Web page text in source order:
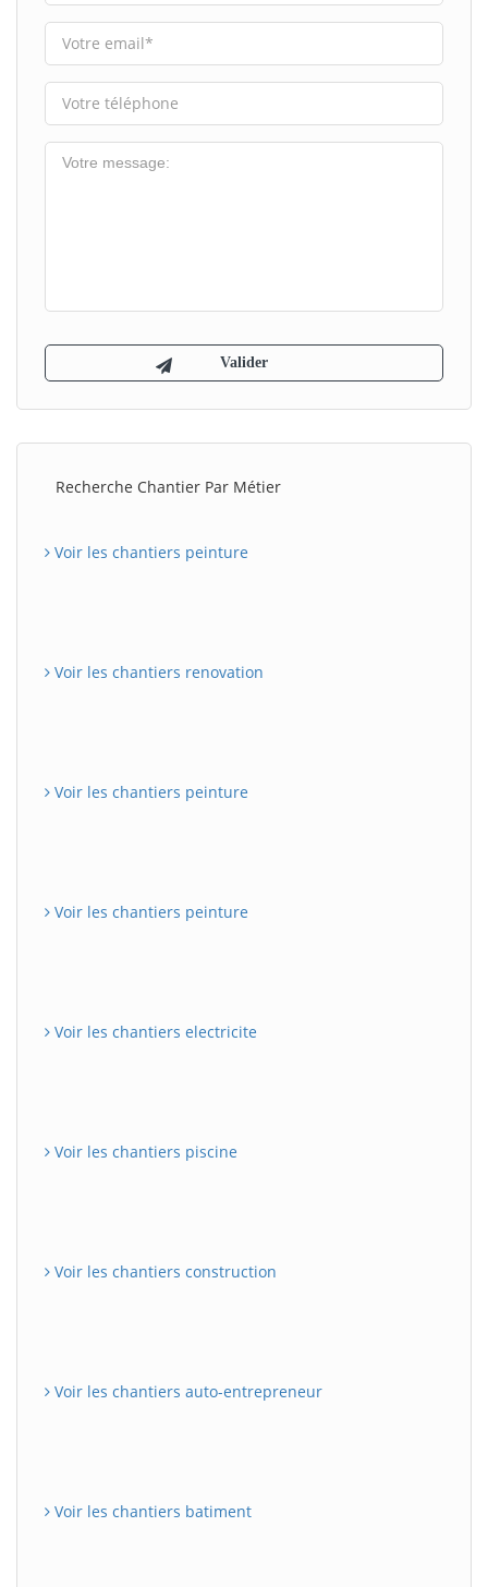
Recherche Chantier Par Métier
Voir les chantiers peinture
Voir les chantiers renovation
Voir les chantiers peinture
Voir les chantiers peinture
Voir les chantiers electricite
Voir les chantiers piscine
Voir les chantiers construction
Voir les chantiers auto-entrepreneur
Voir les chantiers batiment